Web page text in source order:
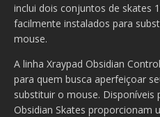
inclui dois conjuntos de skates
facilmente instalados para
mouse.
A linha Xraypad Obsidian
para quem busca aperfeiçoar
substituir o mouse. Disponíveis
Obsidian Skates proporcionam